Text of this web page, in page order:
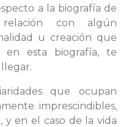
a la biografía de
con algún
u creación que
en esta biografía, te
que ocupan
imprescindibles,
y en el caso de la vida